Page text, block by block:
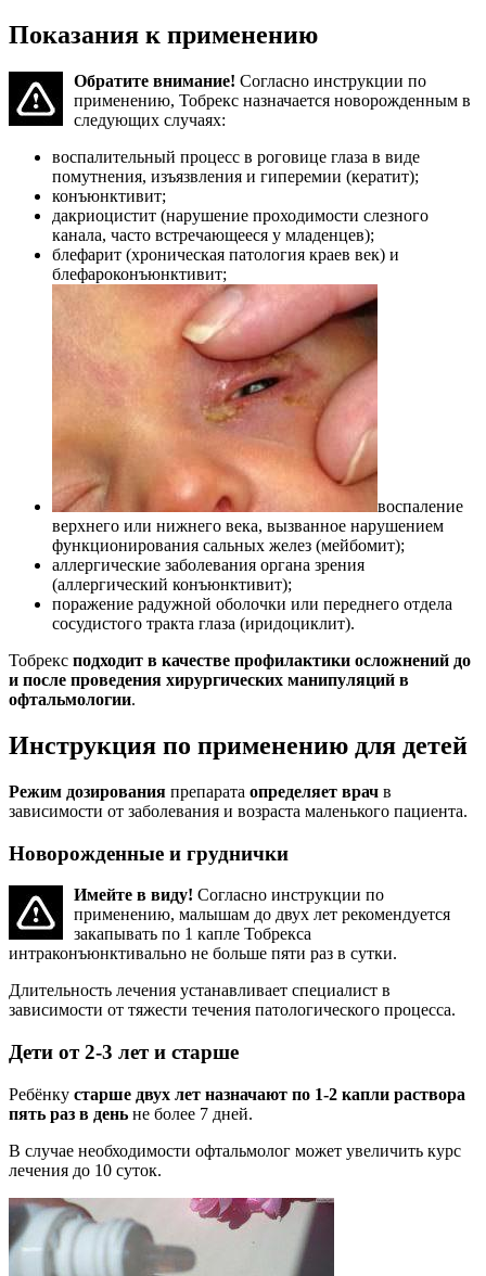
Показания к применению
Обратите внимание! Согласно инструкции по
применению, Тобрекс назначается новорожденным в
следующих случаях:
воспалительный процесс в роговице глаза в виде
помутнения, изъязвления и гиперемии (кератит);
конъюнктивит;
дакриоцистит (нарушение проходимости слезного
канала, часто встречающееся у младенцев);
блефарит (хроническая патология краев век) и
блефароконъюнктивит;
воспаление
верхнего или нижнего века, вызванное нарушением
функционирования сальных желез (мейбомит);
аллергические заболевания органа зрения
(аллергический конъюнктивит);
поражение радужной оболочки или переднего отдела
сосудистого тракта глаза (иридоциклит).
Тобрекс подходит в качестве профилактики осложнений до
и после проведения хирургических манипуляций в
офтальмологии.
Инструкция по применению для детей
Режим дозирования препарата определяет врач в
зависимости от заболевания и возраста маленького пациента.
Новорожденные и груднички
Имейте в виду! Согласно инструкции по
применению, малышам до двух лет рекомендуется
закапывать по 1 капле Тобрекса
интраконъюнктивально не больше пяти раз в сутки.
Длительность лечения устанавливает специалист в
зависимости от тяжести течения патологического процесса.
Дети от 2-3 лет и старше
Ребёнку старше двух лет назначают по 1-2 капли раствора
пять раз в день не более 7 дней.
В случае необходимости офтальмолог может увеличить курс
лечения до 10 суток.